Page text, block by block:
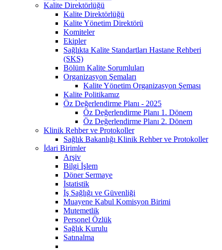
Kalite Direktörlüğü
Kalite Direktörlüğü
Kalite Yönetim Direktörü
Komiteler
Ekipler
Sağlıkta Kalite Standartları Hastane Rehberi
(SKS)
Bölüm Kalite Sorumluları
Organizasyon Şemaları
Kalite Yönetim Organizasyon Şeması
Kalite Politikamız
Öz Değerlendirme Planı - 2025
Öz Değerlendirme Planı 1. Dönem
Öz Değerlendirme Planı 2. Dönem
Klinik Rehber ve Protokoller
Sağlık Bakanlığı Klinik Rehber ve Protokoller
İdari Birimler
Arşiv
Bilgi İşlem
Döner Sermaye
İstatistik
İş Sağlığı ve Güvenliği
Muayene Kabul Komisyon Birimi
Mutemetlik
Personel Özlük
Sağlık Kurulu
Satınalma